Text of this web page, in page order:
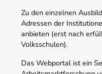
Zu den einzelnen
Adressen der
anbieten (erst nach
Volksschulen).
Das Webportal ist ein